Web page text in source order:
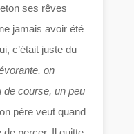
ses rêves
jamais avoir été
c’était juste du
on
de course, un peu
père veut quand